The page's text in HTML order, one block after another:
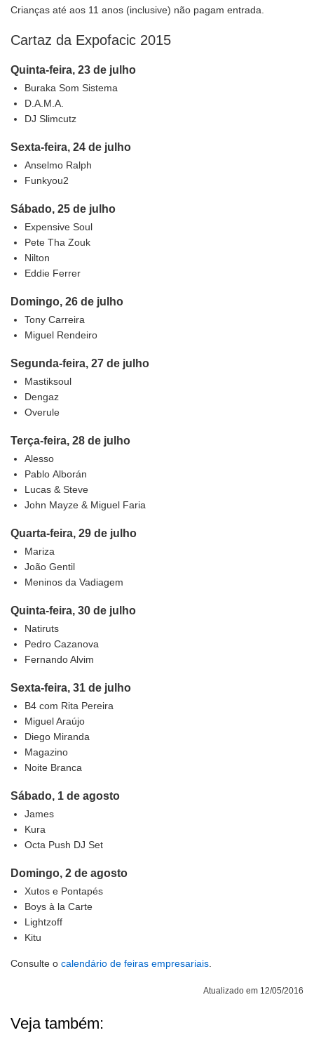
Crianças até aos 11 anos (inclusive) não pagam entrada.
Cartaz da Expofacic 2015
Quinta-feira, 23 de julho
Buraka Som Sistema
D.A.M.A.
DJ Slimcutz
Sexta-feira, 24 de julho
Anselmo Ralph
Funkyou2
Sábado, 25 de julho
Expensive Soul
Pete Tha Zouk
Nilton
Eddie Ferrer
Domingo, 26 de julho
Tony Carreira
Miguel Rendeiro
Segunda-feira, 27 de julho
Mastiksoul
Dengaz
Overule
Terça-feira, 28 de julho
Alesso
Pablo Alborán
Lucas & Steve
John Mayze & Miguel Faria
Quarta-feira, 29 de julho
Mariza
João Gentil
Meninos da Vadiagem
Quinta-feira, 30 de julho
Natiruts
Pedro Cazanova
Fernando Alvim
Sexta-feira, 31 de julho
B4 com Rita Pereira
Miguel Araújo
Diego Miranda
Magazino
Noite Branca
Sábado, 1 de agosto
James
Kura
Octa Push DJ Set
Domingo, 2 de agosto
Xutos e Pontapés
Boys à la Carte
Lightzoff
Kitu
Consulte o calendário de feiras empresariais
Atualizado em 12/05/2016
Veja também: